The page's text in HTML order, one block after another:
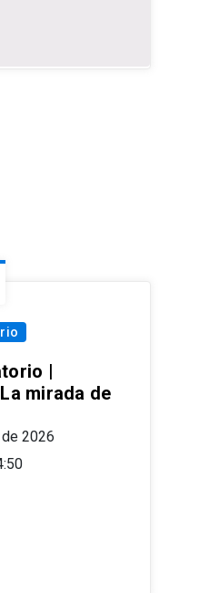
|
mirada de
2026